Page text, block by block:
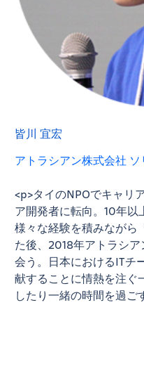
皆川 宜宏
アトラシアン株式会社
<p>タイのNPOでキャリ
ア開発者に転向。10年
様々な経験を積みながら
た後、2018年アトラシ
会う。日本におけるITチ
献することに情熱を注ぐ
したり一緒の時間を過